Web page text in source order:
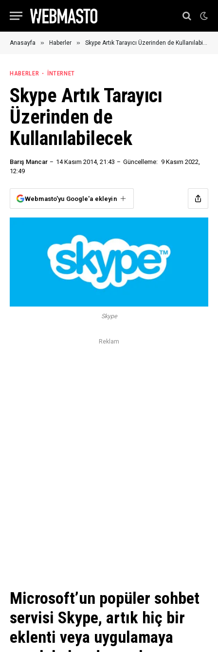
Anasayfa » Haberler » Skype Artık Tarayıcı Üzerinden de Kullanılabilecek
HABERLER İNTERNET
Skype Artık Tarayıcı
Üzerinden de
Kullanılabilecek
Barış Mancar 14 Kasım 2014, 21:43 Güncelleme: 9 Kasım 2022,
12:49
Webmasto'yu Google'a ekleyin
Skype
Reklam
Microsoft’un popüler sohbet
servisi Skype, artık hiç bir
eklenti veya uygulamaya